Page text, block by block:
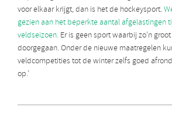
voor elkaar krijgt, dan is het de hockeysport.
gezien aan het beperkte aantal afgelastingen
veldseizoen. Er is geen sport waarbij zo’n
doorgegaan. Onder de nieuwe maatregelen
veldcompetities tot de winter zelfs goed
op.’